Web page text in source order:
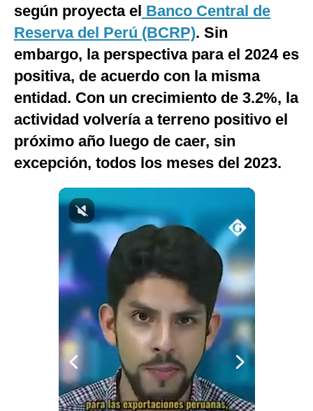
Club del Suscriptor
G de Gestión
Notas Contratadas
Gestión TV
gestion.pe
Privacidad
según proyecta el Banco Central de
Reserva del Perú (BCRP). Sin
embargo, la perspectiva para el 2024 es
positiva, de acuerdo con la misma
entidad. Con un crecimiento de 3.2%, la
actividad volvería a terreno positivo el
próximo año luego de caer, sin
excepción, todos los meses del 2023.